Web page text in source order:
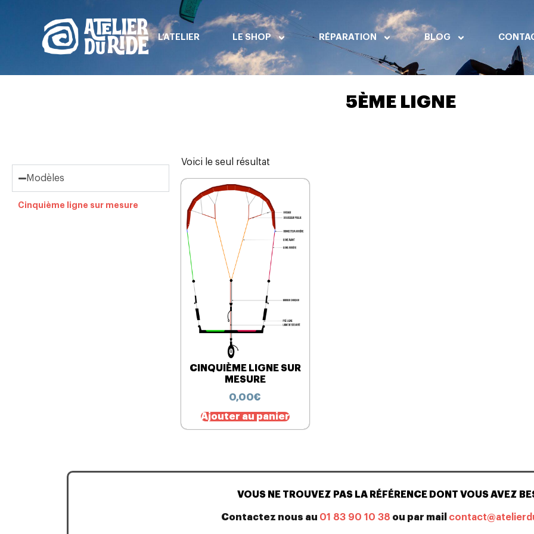
L’ATELIER LE SHOP RÉPARATION BLOG
5ÈME LIGNE
Modèles
Cinquième ligne sur mesure
Voici le seul résultat
CINQUIÈME LIGNE SUR
MESURE
0,00€
Ajouter au panier
VOUS NE TROUVEZ PAS LA RÉFÉRENCE DONT VOUS AVEZ
Contactez nous au 01 83 90 10 38 ou par mail